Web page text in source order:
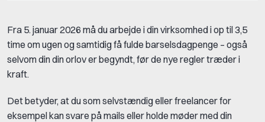
Fra 5. januar 2026 må du arbejde i din virksomhed i op til 3,5
time om ugen og samtidig få fulde barselsdagpenge – også
selvom din din orlov er begyndt, før de nye regler træder i
kraft.
Det betyder, at du som selvstændig eller freelancer for
eksempel kan svare på mails eller holde møder med din